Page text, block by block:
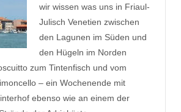
wir wissen was uns in Friaul-
Julisch Venetien zwischen
den Lagunen im Süden und
den Hügeln im Norden
zum Tintenfisch und vom
– ein Wochenende mit
ebenso wie an einem der